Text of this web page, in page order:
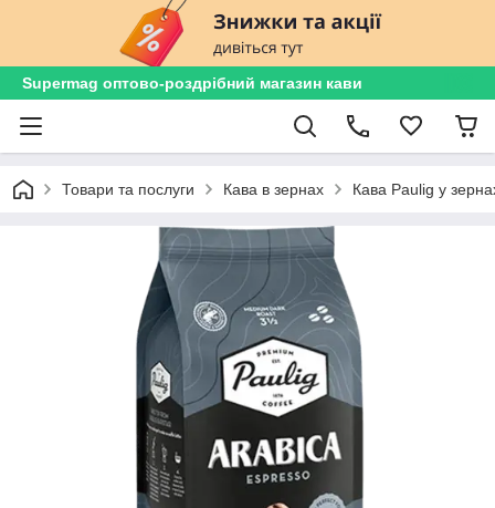
Supermag оптово-роздрібний магазин кави
Товари та послуги Кава в зернах Кава Paulig у